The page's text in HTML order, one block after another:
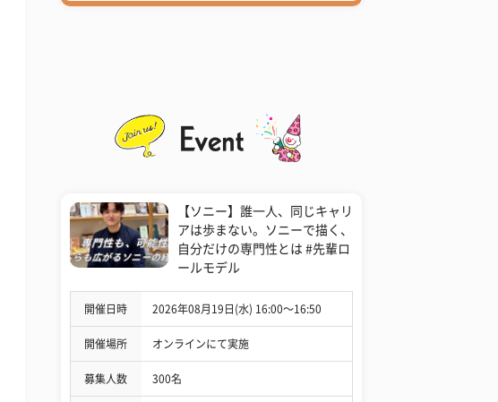
【ソニー】誰一人、同じキャリ
アは歩まない。ソニーで描く、
自分だけの専門性とは #先輩ロ
ールモデル
開催日時 2026年08月19日(水) 16:00〜16:50
開催場所 オンラインにて実施
募集人数 300名